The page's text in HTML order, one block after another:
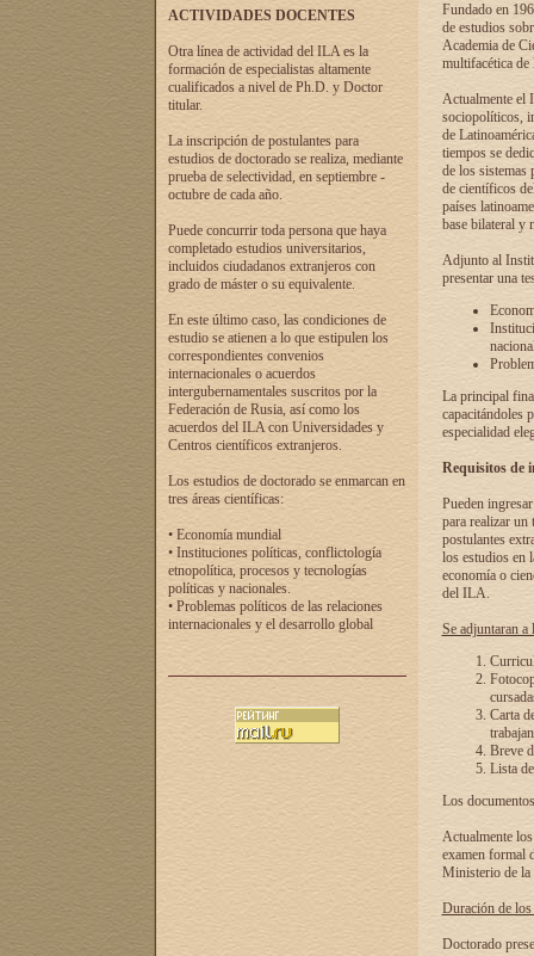
ACTIVIDADES DOCENTES
Otra línea de actividad del ILA es la
formación de especialistas altamente
cualificados a nivel de Ph.D. y Doctor
titular.
La inscripción de postulantes para
estudios de doctorado se realiza, mediante
prueba de selectividad, en septiembre -
octubre de cada año.
Puede concurrir toda persona que haya
completado estudios universitarios,
incluidos ciudadanos extranjeros con
grado de máster o su equivalente.
En este último caso, las condiciones de
estudio se atienen a lo que estipulen los
correspondientes convenios
internacionales o acuerdos
intergubernamentales suscritos por la
Federación de Rusia, así como los
acuerdos del ILA con Universidades y
Centros científicos extranjeros.
Los estudios de doctorado se enmarcan en
tres áreas científicas:
• Economía mundial
• Instituciones políticas, conflictología
etnopolítica, procesos y tecnologías
políticas y nacionales.
• Problemas políticos de las relaciones
internacionales y el desarrollo global
Fundado en
de estudios
Academia de
multifacética de
Actualmente el
sociopolíticos,
de
tiempos se
de los sistemas
de científicos
países
base bilateral y
Adjunto al
presentar una
La principal
capacitándoles
especialidad
Requisitos de
Pueden
para realizar un
postulantes
los estudios en
economía o
del ILA.
Se adjuntaran a
Carta
Breve
Lista
Los
Actualmente
examen formal
Ministerio de la
Duración de
Doctorado